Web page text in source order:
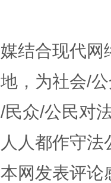
蛙产品抗生素超标问题”
结合现代
，为社会/
民众/公民对
人都作守法
网发表评